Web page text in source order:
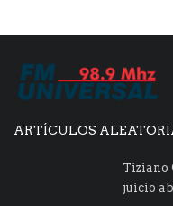
ARTÍCULOS
Tiziano
juicio